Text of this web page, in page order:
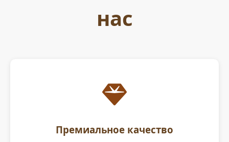
нас
Премиальное качество